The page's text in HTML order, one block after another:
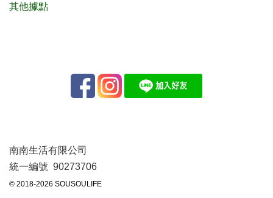
其他據點
南南生活有限公司
統一編號 90273706
© 2018-2026 SOUSOULIFE